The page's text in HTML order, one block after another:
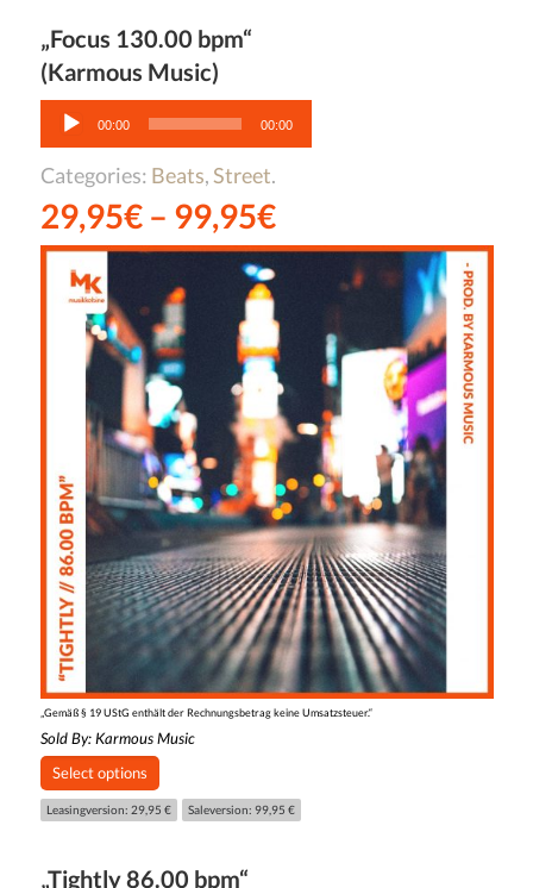
„Focus 130.00 bpm“
(Karmous Music)
Audio-
Player
00:00 00:00
Categories: Beats,Street.
29,95€– 99,95€
„Gemäß § 19 UStG enthält der Rechnungsbetrag keine Umsatzsteuer.“
Sold By: Karmous Music
Select options
Leasingversion: 29,95 € Saleversion: 99,95 €
„Tightly 86.00 bpm“